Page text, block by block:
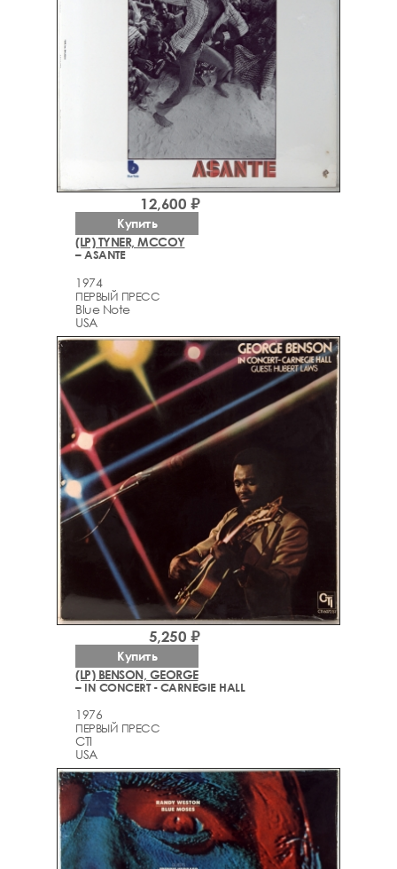
(LP) TYNER, MCCOY
– ASANTE
1974
ПЕРВЫЙ ПРЕСС
Blue Note
USA
12,600 ₽
Купить
(LP) BENSON, GEORGE
– IN CONCERT - CARNEGIE HALL
1976
ПЕРВЫЙ ПРЕСС
CTI
USA
5,250 ₽
Купить